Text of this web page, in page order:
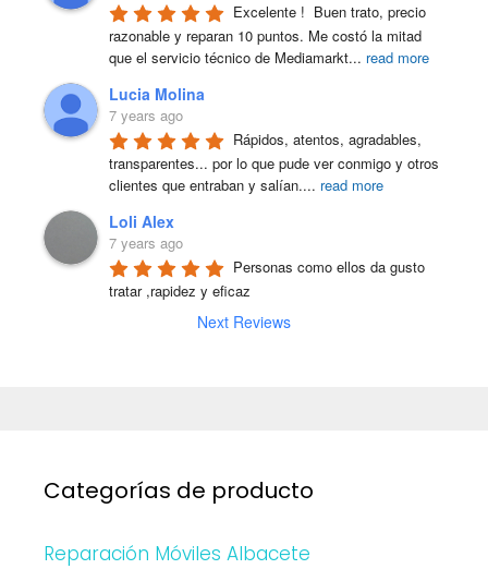
Excelente !  Buen trato, precio
razonable y reparan 10 puntos. Me costó la mitad
que el servicio técnico de Mediamarkt... read more
Lucia Molina
7 years ago
Rápidos, atentos, agradables,
transparentes... por lo que pude ver conmigo y otros
clientes que entraban y salían.... read more
Loli Alex
7 years ago
Personas como ellos da gusto
tratar ,rapidez y eficaz
Next Reviews
Categorías de producto
Reparación Móviles Albacete